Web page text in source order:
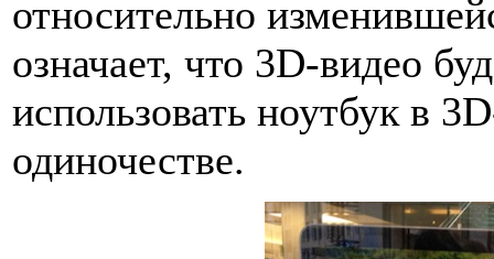
относительно
означает, что 3D-видео
использовать ноутбук в
одиночестве.